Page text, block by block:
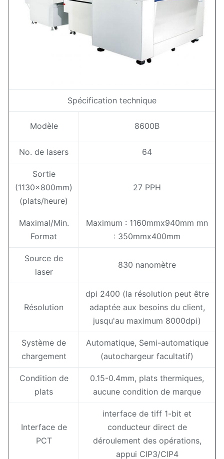
Spécification technique
Modèle 8600B
No. de lasers 64
Sortie
(1130x800mm)
(plats/heure)
27 PPH
Maximal/Min.
Format
Maximum : 1160mmx940mm mn
: 350mmx400mm
Source de
laser
830 nanomètre
Résolution
dpi 2400 (la résolution peut être
adaptée aux besoins du client,
jusqu'au maximum 8000dpi)
Système de
chargement
Automatique, Semi-automatique
(autochargeur facultatif)
Condition de
plats
0.15-0.4mm, plats thermiques,
aucune condition de marque
Interface de
PCT
interface de tiff 1-bit et
conducteur direct de
déroulement des opérations,
appui CIP3/CIP4